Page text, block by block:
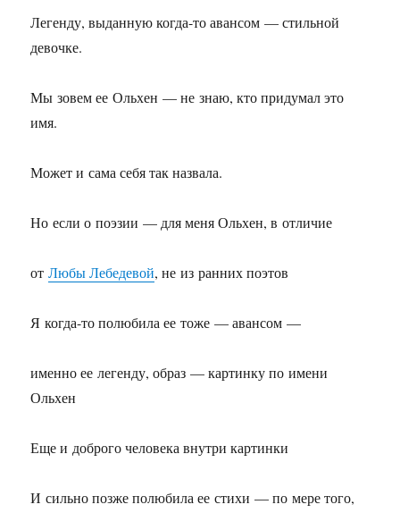
Легенду, выданную когда-то авансом — стильной
девочке.
Мы зовем ее Ольхен — не знаю, кто придумал это
имя.
Может и сама себя так назвала.
Но если о поэзии — для меня Ольхен, в отличие
отЛюбы Лебедевой, не из ранних поэтов
Я когда-то полюбила ее тоже — авансом —
именно ее легенду, образ — картинку по имени
Ольхен
Еще и доброго человека внутри картинки
И сильно позже полюбила ее стихи — по мере того,